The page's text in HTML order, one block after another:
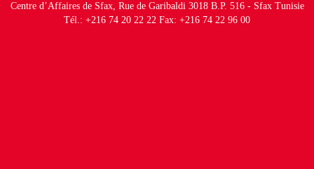
Centre d’Affaires de Sfax, Rue de Garibaldi 3018 B.P. 516 - Sfax Tunisie
Tél.: +216 74 20 22 22 Fax: +216 74 22 96 00